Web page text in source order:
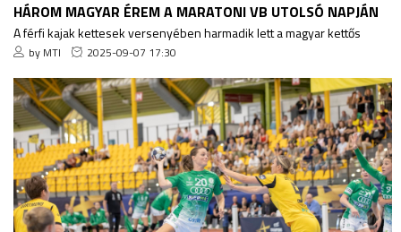
HÁROM MAGYAR ÉREM A MARATONI VB UTOLSÓ NAPJÁN
A férfi kajak kettesek versenyében harmadik lett a magyar kettős
by MTI 2025-09-07 17:30